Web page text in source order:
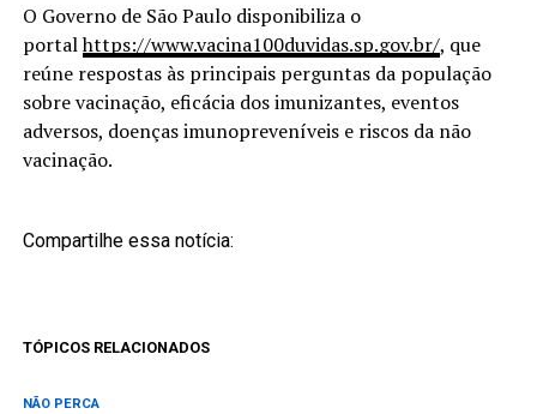
O Governo de São Paulo disponibiliza o
portalhttps://www.vacina100duvidas.sp.gov.br/, que
reúne respostas às principais perguntas da população
sobre vacinação, eficácia dos imunizantes, eventos
adversos, doenças imunopreveníveis e riscos da não
vacinação.
Compartilhe essa notícia:
TÓPICOS RELACIONADOS
NÃO PERCA